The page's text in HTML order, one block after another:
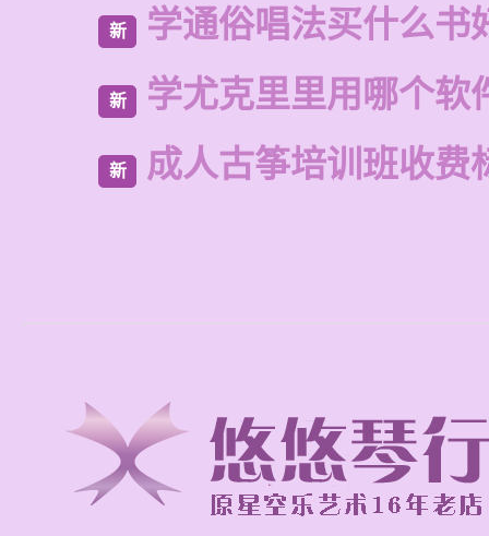
新 学通俗唱法买什么书
新 学尤克里里用哪个软
新 成人古筝培训班收费